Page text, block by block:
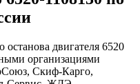
останова двигателя 6520
организациями
Скиф-Карго,